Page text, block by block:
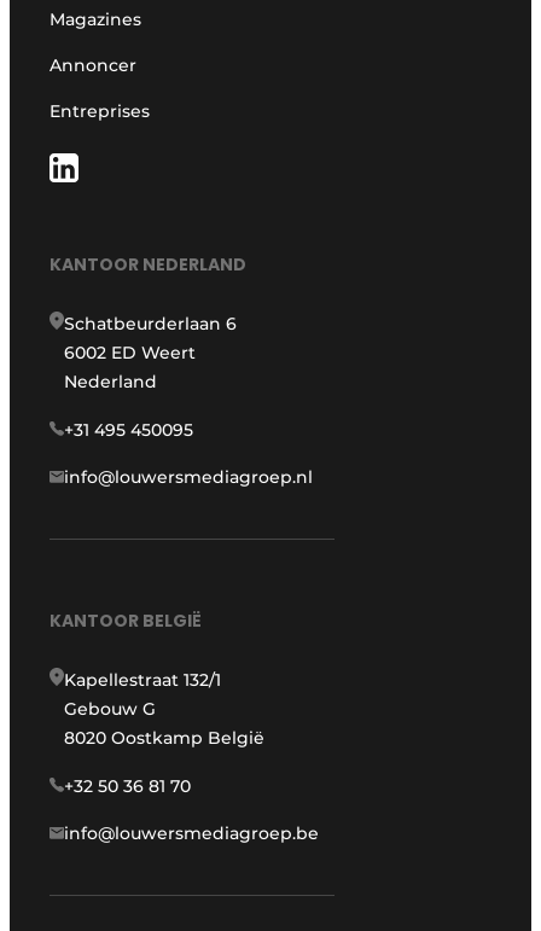
Magazines
Annoncer
Entreprises
KANTOOR NEDERLAND
Schatbeurderlaan 6
6002 ED Weert
Nederland
+31 495 450095
info@louwersmediagroep.nl
KANTOOR BELGIË
Kapellestraat 132/1
Gebouw G
8020 Oostkamp België
+32 50 36 81 70
info@louwersmediagroep.be